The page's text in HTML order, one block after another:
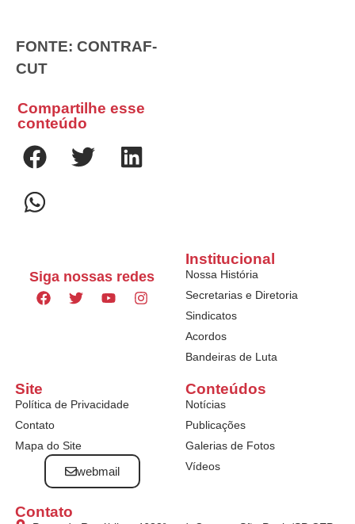
FONTE: CONTRAF-
CUT
Compartilhe esse
conteúdo
Siga nossas redes
Institucional
Nossa História
Secretarias e Diretoria
Sindicatos
Acordos
Bandeiras de Luta
Site
Política de Privacidade
Contato
Mapa do Site
webmail
Conteúdos
Notícias
Publicações
Galerias de Fotos
Vídeos
Contato